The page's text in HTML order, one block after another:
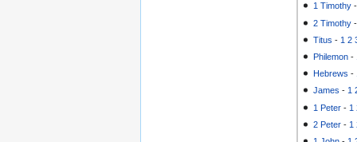
1 Timothy
2 Timothy
Titus - 1 2
Philemon -
Hebrews -
James - 1
1 Peter - 1
2 Peter - 1